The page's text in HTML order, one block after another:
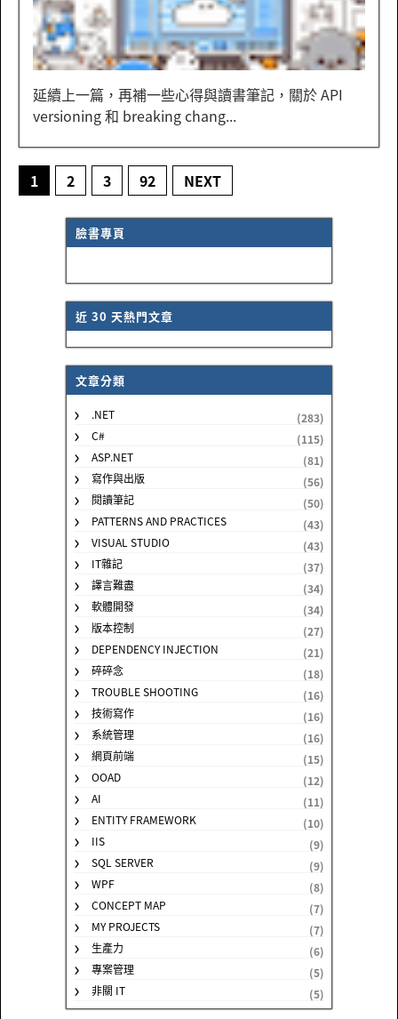
延續上一篇，再補一些心得與讀書筆記，關於 API
versioning 和 breaking chang...
1 2 3 92 NEXT
臉書專頁
近 30 天熱門文章
文章分類
.NET
(283)
C#
(115)
ASP.NET
(81)
寫作與出版
(56)
閱讀筆記
(50)
PATTERNS AND PRACTICES
(43)
VISUAL STUDIO
(43)
IT雜記
(37)
譯言難盡
(34)
軟體開發
(34)
版本控制
(27)
DEPENDENCY INJECTION
(21)
碎碎念
(18)
TROUBLE SHOOTING
(16)
技術寫作
(16)
系統管理
(16)
網頁前端
(15)
OOAD
(12)
AI
(11)
ENTITY FRAMEWORK
(10)
IIS
(9)
SQL SERVER
(9)
WPF
(8)
CONCEPT MAP
(7)
MY PROJECTS
(7)
生產力
(6)
專案管理
(5)
非關 IT
(5)